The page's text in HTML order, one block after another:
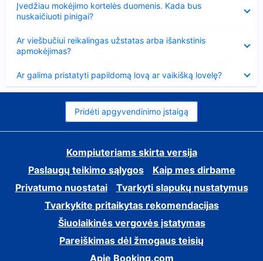
Įvedžiau mokėjimo kortelės duomenis. Kada bus
nuskaičiuoti pinigai?
Ar viešbučiui reikalingas užstatas arba išankstinis
apmokėjimas?
Ar galima pristatyti papildomą lovą ar vaikišką lovelę?
Pridėti apgyvendinimo įstaigą
Kompiuteriams skirta versija
Paslaugų teikimo sąlygos
Kaip mes dirbame
Privatumo nuostatai
Tvarkyti slapukų nustatymus
Tvarkykite pritaikytas rekomendacijas
Šiuolaikinės vergovės įstatymas
Pareiškimas dėl žmogaus teisių
Apie Booking.com